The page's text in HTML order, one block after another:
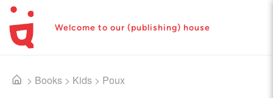
Welcome to our (publishing) house
> Books > Kids > Poux